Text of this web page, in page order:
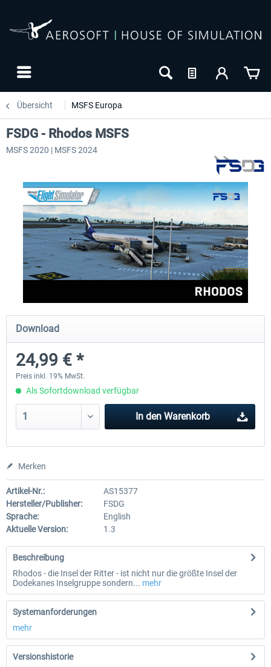
Übersicht MSFS Europa
Aerosoft Mega Airport Brüssel
24,95 € *
Aerosoft Airport Köln/
FSDG - Rhodos MSFS
MSFS 2020 | MSFS 2024
Download
24,99 € *
Preis inkl. 19% MwSt.
Als Sofortdownload verfügbar
In den Warenkorb
Merken
Artikel-Nr.:
AS15377
Hersteller/Publisher:
FSDG
Sprache:
English
Aktuelle Version:
1.3
Beschreibung
Rhodos - die Insel der Ritter - ist nicht nur die größte Insel der
Dodekanes Inselgruppe sondern... mehr
Systemanforderungen
mehr
Versionshistorie